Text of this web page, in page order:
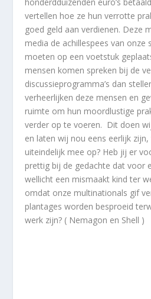
vertellen hoe ze hun verrotte
goed geld aan verdienen. Deze
media de achillespees van onze
moeten op een voetstuk
mensen komen spreken bij de
discussieprogramma’s dan
verheerlijken deze mensen en
ruimte om hun moordlustige
verder op te voeren. Dit doen
en laten wij nou eens eerlijk
uiteindelijk mee op? Heb jij er
prettig bij de gedachte dat voor
wellicht een mismaakt kind ter
omdat onze multinationals gif
plantages worden besproeid
werk zijn? ( Nemagon en Shell )